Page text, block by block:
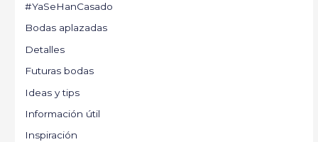
#YaSeHanCasado
Bodas aplazadas
Detalles
Futuras bodas
Ideas y tips
Información útil
Inspiración